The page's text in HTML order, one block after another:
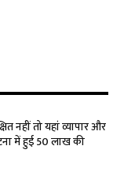
नहीं तो यहां व्यापार और
में हुई ₹50 लाख की